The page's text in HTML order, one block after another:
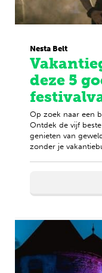
Nesta Belt
deze 5
Op zoek naar een
Ontdek de vijf
genieten van
zonder je